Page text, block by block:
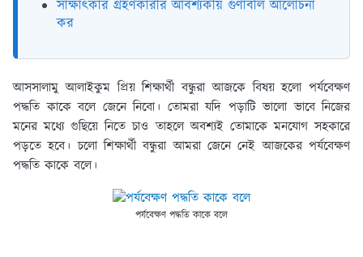
সাক্ষাৎকার গ্রহণকারীর আবশ্যকীয় গুণাবলি আলোচনা
কর
আসসালামু আলাইকুম প্রিয় শিক্ষার্থী বন্ধুরা আজকে বিষয় হলো পর্যবেক্ষণ
পদ্ধতি কাকে বলে জেনে নিবো। তোমরা যদি পড়াটি ভালো ভাবে নিজের
মনের মধ্যে গুছিয়ে নিতে চাও তাহলে অবশ্যই তোমাকে মনযোগ সহকারে
পড়তে হবে। চলো শিক্ষার্থী বন্ধুরা আমরা জেনে নেই আজকের পর্যবেক্ষণ
পদ্ধতি কাকে বলে।
পর্যবেক্ষণ পদ্ধতি কাকে বলে